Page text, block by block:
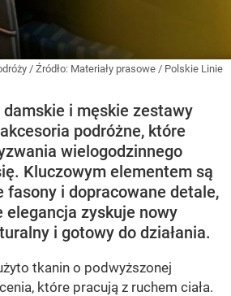
/ Źródło: Materiały prasowe / Polskie Linie
i męskie zestawy
podróżne, które
wielogodzinnego
Kluczowym elementem są
fasony i dopracowane detale,
elegancja zyskuje nowy
i gotowy do działania.
tkanin o podwyższonej
które pracują z ruchem ciała.